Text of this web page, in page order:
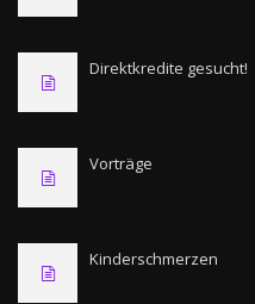
Direktkredite gesucht!
Vorträge
Kinderschmerzen